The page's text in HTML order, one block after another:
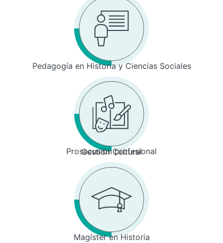
Pedagogía en Historia y Ciencias Sociales
Prosecusión profesional
Gestión Cultural
Magíster en Historia